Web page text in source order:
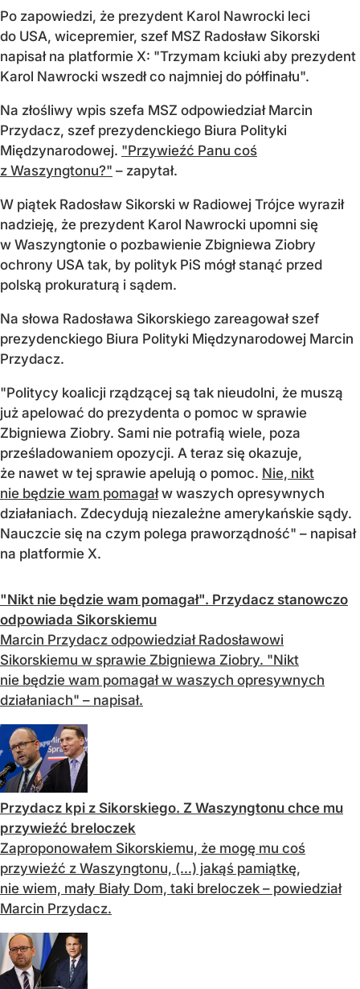
Po zapowiedzi, że prezydent Karol Nawrocki leci
do USA, wicepremier, szef MSZ Radosław Sikorski
napisał na platformie X: "Trzymam kciuki aby prezydent
Karol Nawrocki wszedł co najmniej do półfinału".
Na złośliwy wpis szefa MSZ odpowiedział Marcin
Przydacz, szef prezydenckiego Biura Polityki
Międzynarodowej. "Przywieźć Panu coś
z Waszyngtonu?" – zapytał.
W piątek Radosław Sikorski w Radiowej Trójce wyraził
nadzieję, że prezydent Karol Nawrocki upomni się
w Waszyngtonie o pozbawienie Zbigniewa Ziobry
ochrony USA tak, by polityk PiS mógł stanąć przed
polską prokuraturą i sądem.
Na słowa Radosława Sikorskiego zareagował szef
prezydenckiego Biura Polityki Międzynarodowej Marcin
Przydacz.
"Politycy koalicji rządzącej są tak nieudolni, że muszą
już apelować do prezydenta o pomoc w sprawie
Zbigniewa Ziobry. Sami nie potrafią wiele, poza
prześladowaniem opozycji. A teraz się okazuje,
że nawet w tej sprawie apelują o pomoc. Nie, nikt
nie będzie wam pomagałw waszych opresywnych
działaniach. Zdecydują niezależne amerykańskie sądy.
Nauczcie się na czym polega praworządność" – napisał
na platformie X.
"Nikt nie będzie wam pomagał". Przydacz stanowczo
odpowiada Sikorskiemu
Marcin Przydacz odpowiedział Radosławowi
Sikorskiemu w sprawie Zbigniewa Ziobry. "Nikt
nie będzie wam pomagał w waszych opresywnych
działaniach" – napisał.
Przydacz kpi z Sikorskiego. Z Waszyngtonu chce mu
przywieźć breloczek
Zaproponowałem Sikorskiemu, że mogę mu coś
przywieźć z Waszyngtonu, (…) jakąś pamiątkę,
nie wiem, mały Biały Dom, taki breloczek – powiedział
Marcin Przydacz.